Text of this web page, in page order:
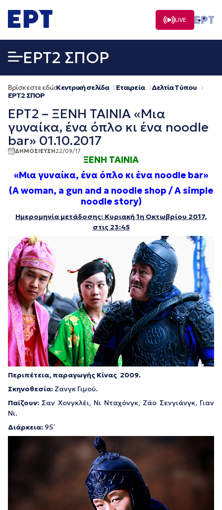
σε
περιεχόμενο
LIVE
EΡΤ2 ΣΠΟΡ
Βρίσκεστε εδώ:Κεντρική σελίδα Εταιρεία
Δελτία Τύπου
EΡΤ2 ΣΠΟΡ
ΕΡΤ2 – ΞΕΝΗ ΤΑΙΝΙΑ «Μια
γυναίκα, ένα όπλο κι ένα noodle
bar» 01.10.2017
ΔΗΜΟΣΙΕΥΣΗ22/09/17
ΞΕΝΗ ΤΑΙΝΙΑ
«Μιαγυναίκα, ένα όπλο κι ένα noodle bar»
(Αwoman, a gun and a noodle shop / A simple
noodle story)
Ημερομηνία μετάδοσης: Κυριακή 1η Οκτωβρίου 2017,
στις 23:45
Περιπέτεια, παραγωγής Κίνας 2009.
Σκηνοθεσία: Ζανγκ Γιμού.
Παίζουν: Σαν Χονγκλέι, Νι Νταχόνγκ, Ζάο Σενγιάνγκ, Γιαν
Νι.
Διάρκεια: 95΄